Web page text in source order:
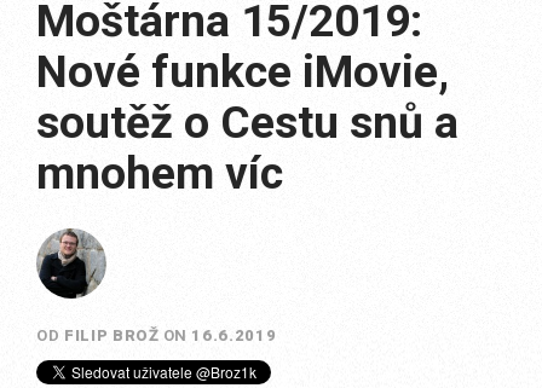
Moštárna 15/2019:
Nové funkce iMovie,
soutěž o Cestu snů a
mnohem víc
OD FILIP BROŽ ON 16.6.2019